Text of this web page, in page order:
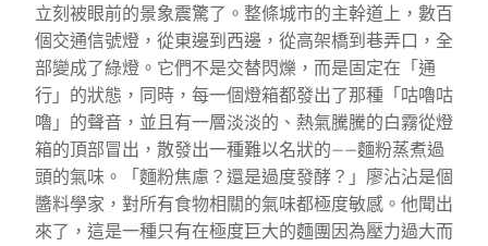
立刻被眼前的景象震驚了。整條城市的主幹道上，數百
個交通信號燈，從東邊到西邊，從高架橋到巷弄口，全
部變成了綠燈。它們不是交替閃爍，而是固定在「通
行」的狀態，同時，每一個燈箱都發出了那種「咕嚕咕
嚕」的聲音，並且有一層淡淡的、熱氣騰騰的白霧從燈
箱的頂部冒出，散發出一種難以名狀的——麵粉蒸煮過
頭的氣味。「麵粉焦慮？還是過度發酵？」廖沾沾是個
醬料學家，對所有食物相關的氣味都極度敏感。他聞出
來了，這是一種只有在極度巨大的麵團因為壓力過大而